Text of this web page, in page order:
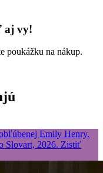
aj vy!
poukážku na nákup.